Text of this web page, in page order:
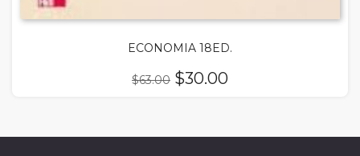
ECONOMIA 18ED.
$63.00 El
era:
$30.00
es: